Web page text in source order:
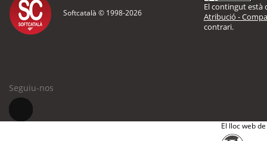
Softcatalà © 1998-2026
El contingut està
Atribució -
contrari.
Seguiu-nos
El lloc web